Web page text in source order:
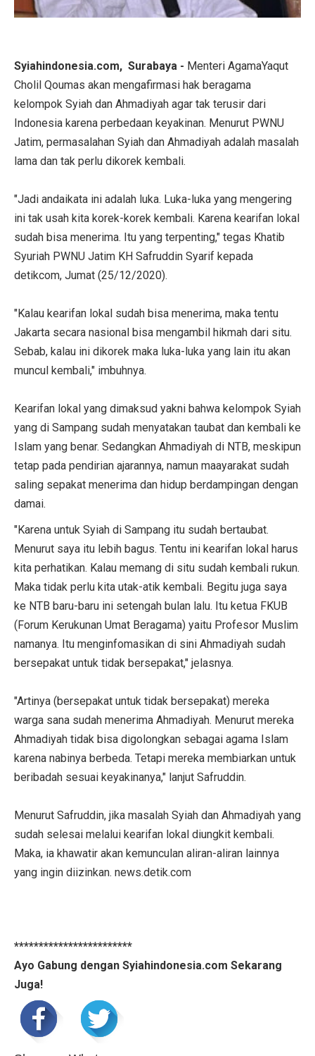
Syiahindonesia.com, Surabaya - Menteri AgamaYaqut
Cholil Qoumas akan mengafirmasi hak beragama
kelompok Syiah dan Ahmadiyah agar tak terusir dari
Indonesia karena perbedaan keyakinan. Menurut PWNU
Jatim, permasalahan Syiah dan Ahmadiyah adalah masalah
lama dan tak perlu dikorek kembali.
"Jadi andaikata ini adalah luka. Luka-luka yang mengering
ini tak usah kita korek-korek kembali. Karena kearifan lokal
sudah bisa menerima. Itu yang terpenting," tegas Khatib
Syuriah PWNU Jatim KH Safruddin Syarif kepada
detikcom, Jumat (25/12/2020).
"Kalau kearifan lokal sudah bisa menerima, maka tentu
Jakarta secara nasional bisa mengambil hikmah dari situ.
Sebab, kalau ini dikorek maka luka-luka yang lain itu akan
muncul kembali," imbuhnya.
Kearifan lokal yang dimaksud yakni bahwa kelompok Syiah
yang di Sampang sudah menyatakan taubat dan kembali ke
Islam yang benar. Sedangkan Ahmadiyah di NTB, meskipun
tetap pada pendirian ajarannya, namun maayarakat sudah
saling sepakat menerima dan hidup berdampingan dengan
damai.
"Karena untuk Syiah di Sampang itu sudah bertaubat.
Menurut saya itu lebih bagus. Tentu ini kearifan lokal harus
kita perhatikan. Kalau memang di situ sudah kembali rukun.
Maka tidak perlu kita utak-atik kembali. Begitu juga saya
ke NTB baru-baru ini setengah bulan lalu. Itu ketua FKUB
(Forum Kerukunan Umat Beragama) yaitu Profesor Muslim
namanya. Itu menginfomasikan di sini Ahmadiyah sudah
bersepakat untuk tidak bersepakat," jelasnya.
"Artinya (bersepakat untuk tidak bersepakat) mereka
warga sana sudah menerima Ahmadiyah. Menurut mereka
Ahmadiyah tidak bisa digolongkan sebagai agama Islam
karena nabinya berbeda. Tetapi mereka membiarkan untuk
beribadah sesuai keyakinanya," lanjut Safruddin.
Menurut Safruddin, jika masalah Syiah dan Ahmadiyah yang
sudah selesai melalui kearifan lokal diungkit kembali.
Maka, ia khawatir akan kemunculan aliran-aliran lainnya
yang ingin diizinkan. news.detik.com
************************
Ayo Gabung dengan Syiahindonesia.com Sekarang
Juga!